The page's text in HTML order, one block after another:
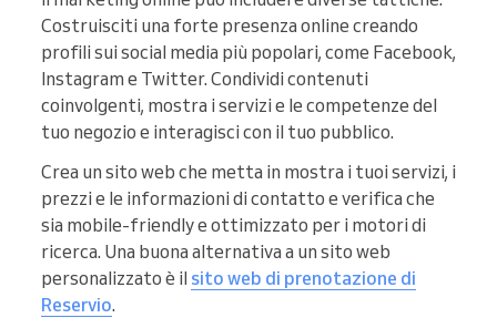
Costruisciti una forte presenza online creando
profili sui social media più popolari, come Facebook,
Instagram e Twitter. Condividi contenuti
coinvolgenti, mostra i servizi e le competenze del
tuo negozio e interagisci con il tuo pubblico.
Crea un sito web che metta in mostra i tuoi servizi, i
prezzi e le informazioni di contatto e verifica che
sia mobile-friendly e ottimizzato per i motori di
ricerca. Una buona alternativa a un sito web
personalizzato è il sito web di prenotazione di
Reservio.